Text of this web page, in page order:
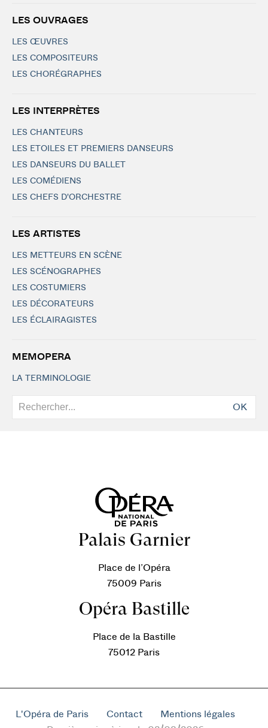
LES OUVRAGES
LES ŒUVRES
LES COMPOSITEURS
LES CHORÉGRAPHES
LES INTERPRÈTES
LES CHANTEURS
LES ETOILES ET PREMIERS DANSEURS
LES DANSEURS DU BALLET
LES COMÉDIENS
LES CHEFS D'ORCHESTRE
LES ARTISTES
LES METTEURS EN SCÈNE
LES SCÉNOGRAPHES
LES COSTUMIERS
LES DÉCORATEURS
LES ÉCLAIRAGISTES
MEMOPERA
LA TERMINOLOGIE
OK
Palais Garnier
Place de l’Opéra
75009 Paris
Opéra Bastille
Place de la Bastille
75012 Paris
L'Opéra de Paris Contact
Mentions légales